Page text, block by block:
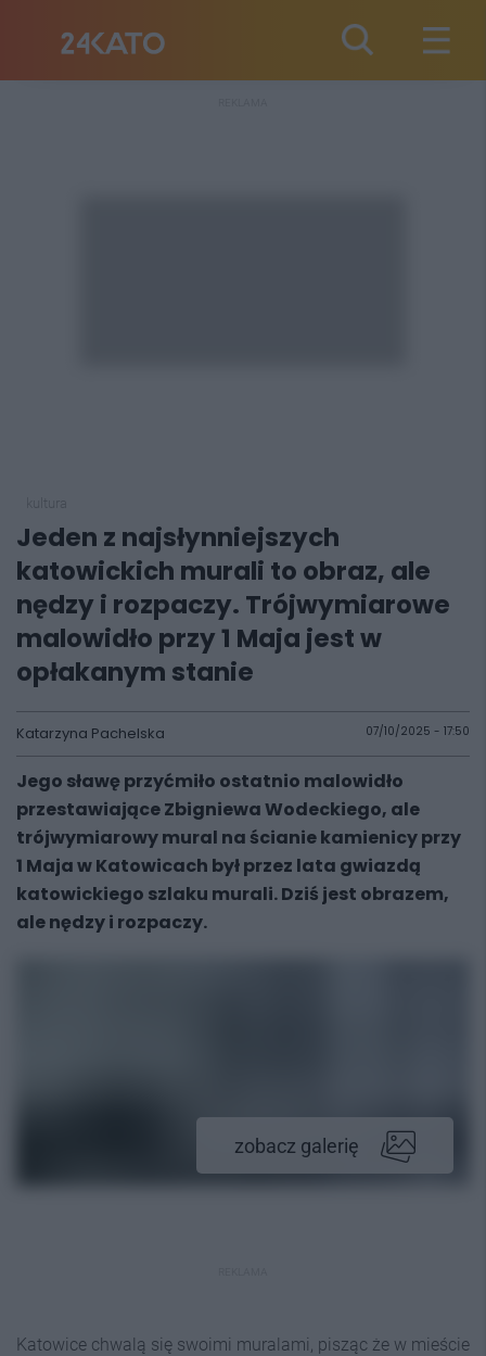
Jeden z najsłynniejszych
katowickich murali to obraz, ale
nędzy i rozpaczy. Trójwymiarowe
malowidło przy 1 Maja jest w
opłakanym stanie
Katarzyna Pachelska 07/10/2025 - 17:50
Jego sławę przyćmiło ostatnio malowidło
przestawiające Zbigniewa Wodeckiego, ale
trójwymiarowy mural na ścianie kamienicy przy
1 Maja w Katowicach był przez lata gwiazdą
katowickiego szlaku murali. Dziś jest obrazem,
ale nędzy i rozpaczy.
zobacz galerię
Katowice chwalą się swoimi muralami, pisząc że w mieście